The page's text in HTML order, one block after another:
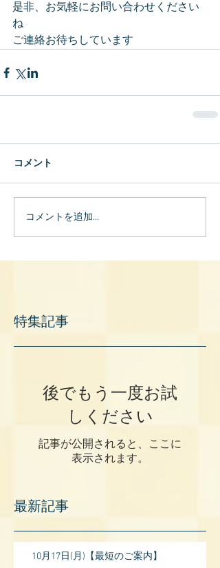
是非、お気軽にお問い合わせください
ね
ご連絡お待ちしています
コメント
コメントを追加…
特集記事
後でもう一度お試
しください
記事が公開されると、ここに
表示されます。
最新記事
10月17日(月)【最短のご案内】